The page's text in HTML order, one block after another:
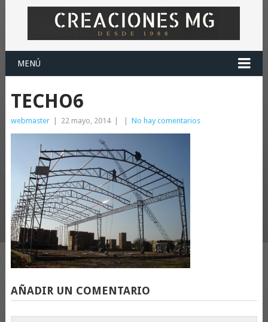
MENÚ
TECHO6
webmaster 22 mayo, 2014 No hay comentarios
AÑADIR UN COMENTARIO